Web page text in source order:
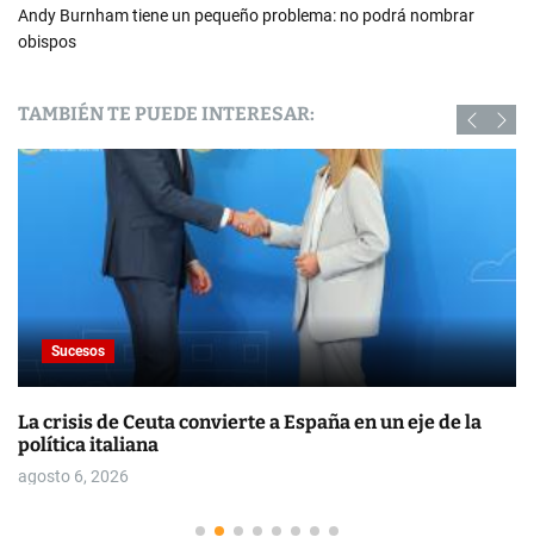
Andy Burnham tiene un pequeño problema: no podrá nombrar
obispos
TAMBIÉN TE PUEDE INTERESAR:
Sucesos
La crisis de Ceuta convierte a España en un eje de la
política italiana
agosto 6, 2026